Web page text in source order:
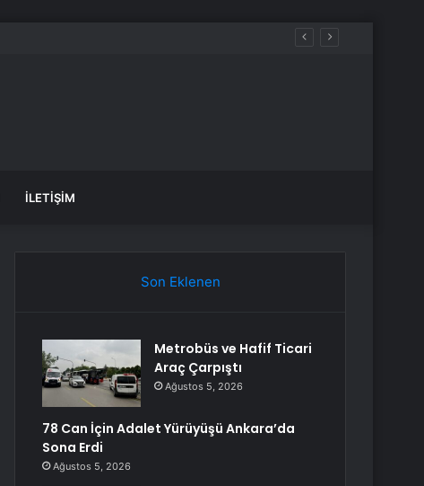
İLETIŞIM
Son Eklenen
Metrobüs ve Hafif Ticari
Araç Çarpıştı
Ağustos 5, 2026
78 Can İçin Adalet Yürüyüşü Ankara’da
Sona Erdi
Ağustos 5, 2026